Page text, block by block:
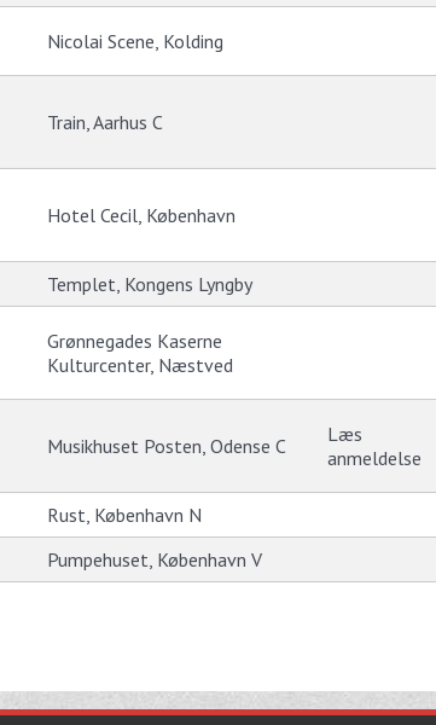
Nicolai Scene, Kolding
Train, Aarhus C
Hotel Cecil, København
Templet, Kongens Lyngby
Grønnegades Kaserne
Kulturcenter, Næstved
Musikhuset Posten, Odense C
Læs
anmeldelse
Rust, København N
Pumpehuset, København V